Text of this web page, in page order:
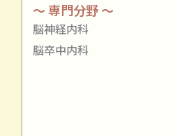
～ 専門分野 ～
脳神経内科
脳卒中内科